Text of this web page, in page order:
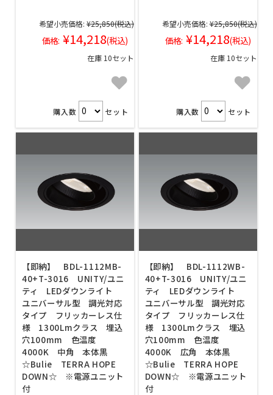
希望小売価格: ¥25,850(税込)
価格: ¥14,218(税込)
在庫 10セット
購入数 セット
希望小売価格: ¥25,850(税込)
価格: ¥14,218(税込)
在庫 10セット
購入数 セット
【即納】 BDL-1112MB-
40+T-3016 UNITY/ユニ
ティ LEDダウンライト
ユニバーサル型 調光対応
タイプ フリッカーレス仕
様 1300Lmクラス 埋込
穴100mm 色温度
4000K 中角 本体黒
☆Bulie TERRA HOPE
DOWN☆ ※電源ユニット
付
【即納】 BDL-1112WB-
40+T-3016 UNITY/ユニ
ティ LEDダウンライト
ユニバーサル型 調光対応
タイプ フリッカーレス仕
様 1300Lmクラス 埋込
穴100mm 色温度
4000K 広角 本体黒
☆Bulie TERRA HOPE
DOWN☆ ※電源ユニット
付